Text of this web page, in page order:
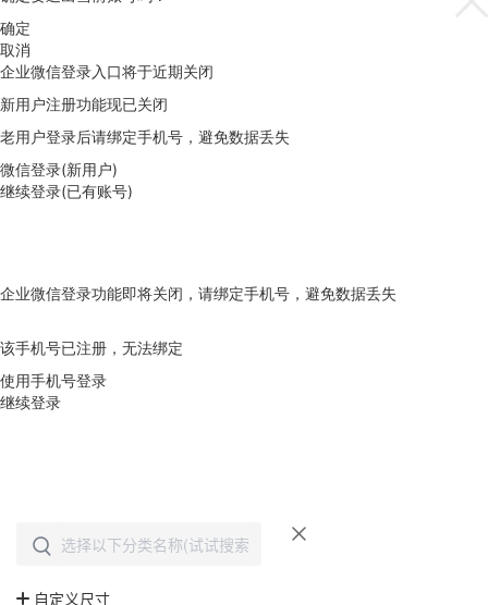
确定
取消
企业微信登录入口将于近期关闭
新用户注册功能现已关闭
老用户登录后请绑定手机号，避免数据丢失
微信登录(新用户)
继续登录(已有账号)
企业微信登录功能即将关闭，请绑定手机号，避免数据丢失
该手机号已注册，无法绑定
使用手机号登录
继续登录